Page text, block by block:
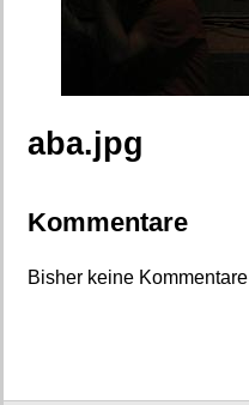
aba.jpg
Kommentare
Bisher keine Kommentare